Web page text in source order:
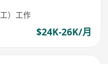
）工作
$24K-26K/月